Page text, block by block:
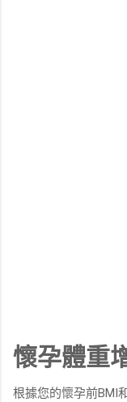
懷孕體重
根據您的懷孕前BMI